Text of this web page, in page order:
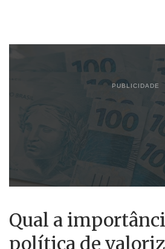
PUBLICIDADE
Qual a
política de